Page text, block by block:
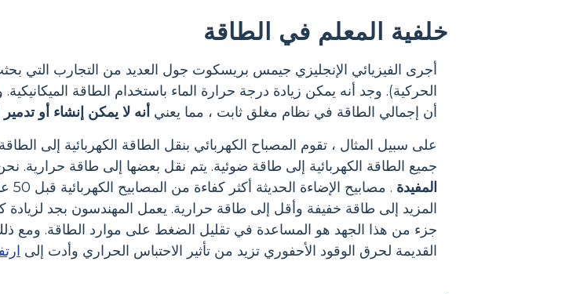
خلفية المعلم في الطاقة
أجرى الفيزيائي الإنجليزي جيمس بريسكوت جول العديد من التجارب التي
الحركية). وجد أنه يمكن زيادة درجة حرارة الماء باستخدام الطاقة
أن إجمالي الطاقة في نظام مغلق ثابت ، مما يعني أنه لا يمكن إنشاء أو
على سبيل المثال ، تقوم المصباح الكهربائي بنقل الطاقة الكهربائية إلى
جميع الطاقة الكهربائية إلى طاقة ضوئية. يتم نقل بعضها إلى طاقة حرارية.
المفيدة
.
المزيد إلى طاقة خفيفة وأقل إلى طاقة حرارية. يعمل المهندسون بجد لزيادة
جزء من هذا الجهد هو المساعدة في تقليل الضغط على موارد الطاقة. ومع
القديمة لحرق الوقود الأحفوري تزيد من تأثير الاحتباس الحراري وأدت إلى